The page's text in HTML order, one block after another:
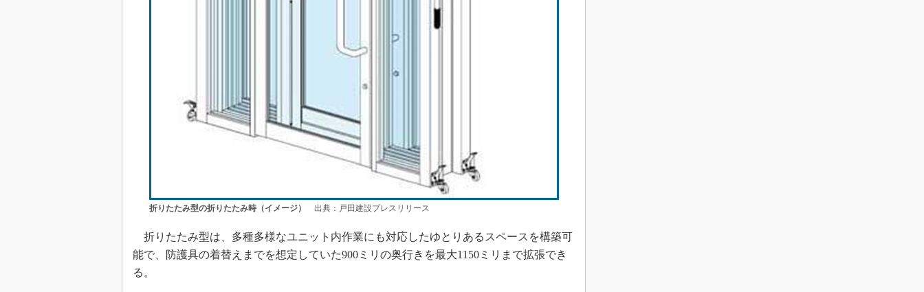
折りたたみ型の折りたたみ時（イメージ） 出典：戸田建設プレスリリース
折りたたみ型は、多種多様なユニット内作業にも対応したゆとりあるスペースを構築可
能で、防護具の着替えまでを想定していた900ミリの奥行きを最大1150ミリまで拡張でき
る。